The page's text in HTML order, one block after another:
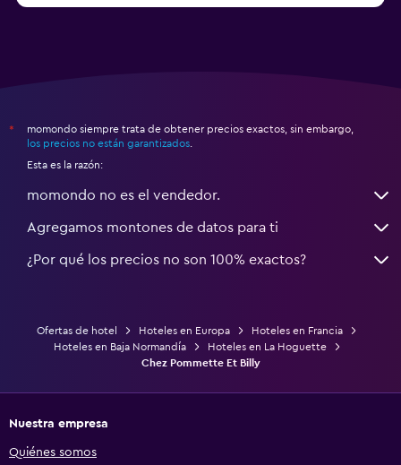
*
momondo siempre trata de obtener precios exactos, sin embargo,
los precios no están garantizados
Esta es la razón:
momondo no es el vendedor.
Agregamos montones de datos para ti
¿Por qué los precios no son 100% exactos?
Ofertas de hotel Hoteles en Europa
Hoteles en Francia
Hoteles en Baja Normandía
Hoteles en La Hoguette
Chez Pommette Et Billy
Nuestra empresa
Quiénes somos